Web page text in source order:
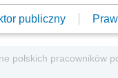
publiczny
polskich pracowników